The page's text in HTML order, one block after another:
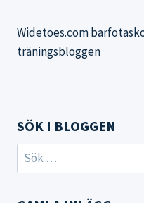
Widetoes.com
träningsbloggen
SÖK I BLOGGEN
Sök
efter: